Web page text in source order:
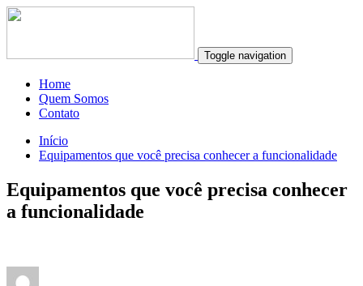
Toggle navigation
Home
Quem Somos
Contato
Início
Equipamentos que você precisa conhecer a funcionalidade
Equipamentos que você precisa conhecer
a funcionalidade